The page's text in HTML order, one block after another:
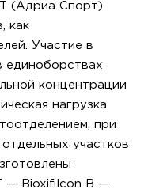
(Адриа Спорт)
как
Участие в
единоборствах
концентрации
нагрузка
при
участков
— Bioxifilcon B —